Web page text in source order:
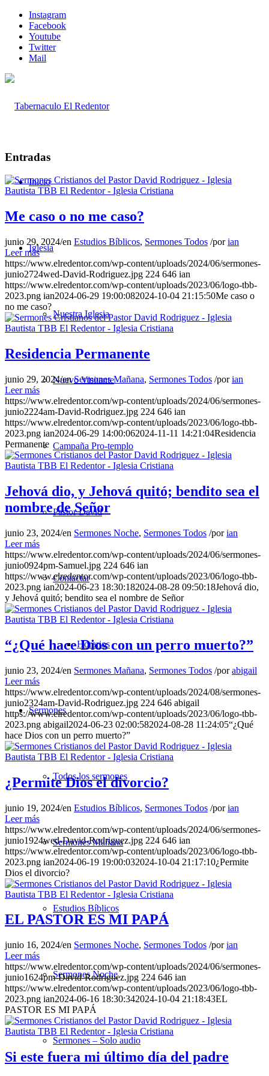
Instagram
Facebook
Youtube
Twitter
Mail
Inicio
Iglesia
Nuestra Iglesia
Nuevo Visitante
Campaña Pro-templo
Pastor David
Contactar
Horarios
Sermones
Todos los sermones
Sermones Mañana
Estudios Bíblicos
Sermones Noche
Sermones – Solo audio
Entradas
Me caso o no me caso?
junio 29, 2024/en Estudios Bíblicos, Sermones Todos /porian
Leer más
https://www.elredentor.com/wp-content/uploads/2024/06/sermones-
junio2724wed-David-Rodriguez.jpg 224 646 ian
https://www.elredentor.com/wp-content/uploads/2023/06/logo-tbb-
2023.png ian2024-06-29 19:00:082024-10-04 21:15:50Me caso o
no me caso?
Residencia Permanente
junio 29, 2024/enSermones Mañana, Sermones Todos /porian
Leer más
https://www.elredentor.com/wp-content/uploads/2024/06/sermones-
junio2224am-David-Rodriguez.jpg 224 646 ian
https://www.elredentor.com/wp-content/uploads/2023/06/logo-tbb-
2023.png ian2024-06-29 14:00:062024-11-11 14:21:04Residencia
Permanente
Jehová dio, y Jehová quitó; bendito sea el
nombre de Señor
junio 23, 2024/en Sermones Noche, Sermones Todos /porian
Leer más
https://www.elredentor.com/wp-content/uploads/2024/06/sermones-
junio0924pm-Samuel.jpg 224 646 ian
https://www.elredentor.com/wp-content/uploads/2023/06/logo-tbb-
2023.png ian2024-06-23 18:30:182024-08-28 09:50:18Jehová dio,
y Jehová quitó; bendito sea el nombre de Señor
“¿Qué hace Dios con un perro muerto?”
junio 23, 2024/en Sermones Mañana, Sermones Todos /porabigail
Leer más
https://www.elredentor.com/wp-content/uploads/2024/08/sermones-
junio2324am-David-Rodriguez.jpg 224 646 abigail
https://www.elredentor.com/wp-content/uploads/2023/06/logo-tbb-
2023.png abigail2024-06-23 02:00:582024-08-28 11:24:05“¿Qué
hace Dios con un perro muerto?”
¿Permite Dios el divorcio?
junio 19, 2024/en Estudios Bíblicos, Sermones Todos /porian
Leer más
https://www.elredentor.com/wp-content/uploads/2024/06/sermones-
junio1924wed-David-Rodriguez.jpg 224 646 ian
https://www.elredentor.com/wp-content/uploads/2023/06/logo-tbb-
2023.png ian2024-06-19 19:00:032024-10-04 21:17:10¿Permite
Dios el divorcio?
EL PASTOR ES MI PAPÁ
junio 16, 2024/en Sermones Noche, Sermones Todos /porian
Leer más
https://www.elredentor.com/wp-content/uploads/2024/06/sermones-
junio1624pm-David-Rodriguez.jpg 224 646 ian
https://www.elredentor.com/wp-content/uploads/2023/06/logo-tbb-
2023.png ian2024-06-16 18:30:342024-10-04 21:18:43EL
PASTOR ES MI PAPÁ
Si este fuera mi último día del padre